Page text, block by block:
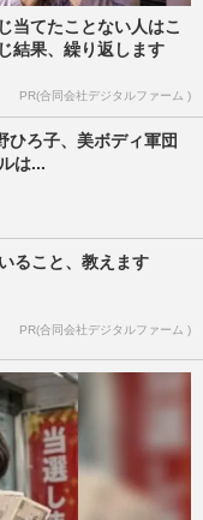
当てたことない人はこ
結果、繰り返します
PR(合同会社デジタルファーム )
ひろ子、美ボディ軍団
は...
ること、教えます
PR(合同会社デジタルファーム )